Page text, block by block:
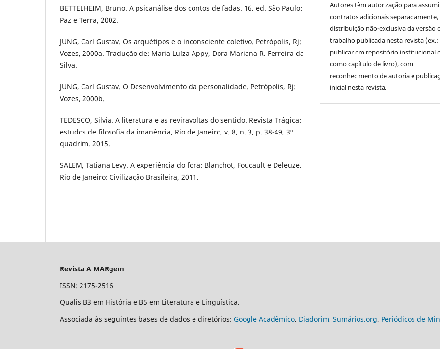
BETTELHEIM, Bruno. A psicanálise dos contos de fadas. 16. ed. São Paulo:
Paz e Terra, 2002.
JUNG, Carl Gustav. Os arquétipos e o inconsciente coletivo. Petrópolis, Rj:
Vozes, 2000a. Tradução de: Maria Luíza Appy, Dora Mariana R. Ferreira da
Silva.
JUNG, Carl Gustav. O Desenvolvimento da personalidade. Petrópolis, Rj:
Vozes, 2000b.
TEDESCO, Silvia. A literatura e as reviravoltas do sentido. Revista Trágica:
estudos de filosofia da imanência, Rio de Janeiro, v. 8, n. 3, p. 38-49, 3º
quadrim. 2015.
SALEM, Tatiana Levy. A experiência do fora: Blanchot, Foucault e Deleuze.
Rio de Janeiro: Civilização Brasileira, 2011.
Autores têm autorização para
contratos adicionais separadamente,
distribuição não-exclusiva da versão
trabalho publicada nesta revista (ex.:
publicar em repositório institucional
como capítulo de livro), com
reconhecimento de autoria e
inicial nesta revista.
Revista A MARgem
ISSN: 2175-2516
Qualis B3 em História e B5 em Literatura e Linguística.
Associada às seguintes bases de dados e diretórios: Google Acadêmico, Diadorim, Sumários.org, Periódicos de